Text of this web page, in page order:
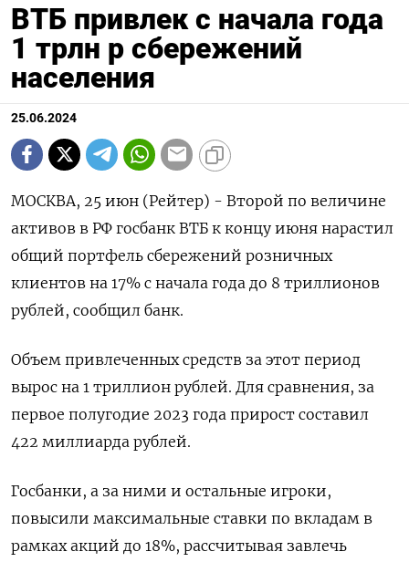
ВТБ привлек с начала года
1 трлн р сбережений
населения
25.06.2024
МОСКВА, 25 июн (Рейтер) - Второй по величине
активов в РФ госбанк ВТБ к концу июня нарастил
общий портфель сбережений розничных
клиентов на 17% с начала года до 8 триллионов
рублей, сообщил банк.
Объем привлеченных средств за этот период
вырос на 1 триллион рублей. Для сравнения, за
первое полугодие 2023 года прирост составил
422 миллиарда рублей.
Госбанки, а за ними и остальные игроки,
повысили максимальные ставки по вкладам в
рамках акций до 18%, рассчитывая завлечь